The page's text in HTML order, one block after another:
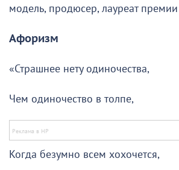
модель, продюсер, лауреат
Афоризм
«Страшнее нету одиночества,
Чем одиночество в толпе,
Когда безумно всем хохочется,